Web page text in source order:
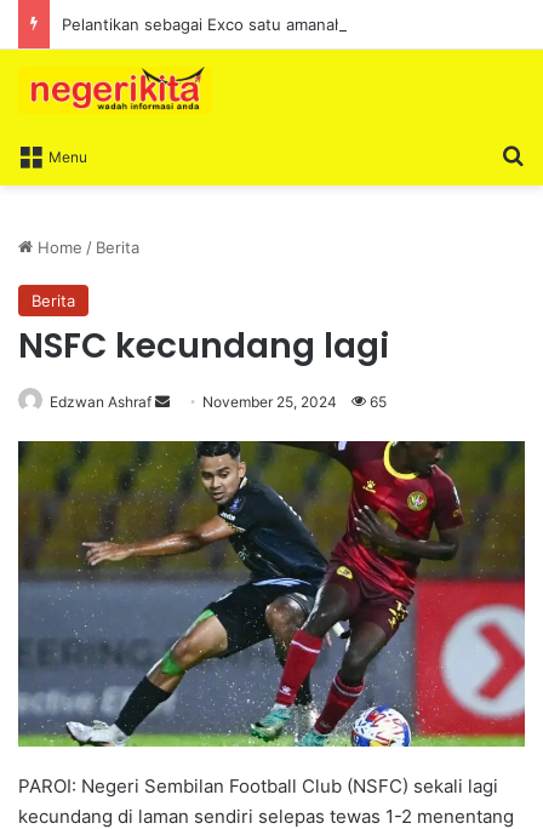
Menu
Home / Berita
Berita
NSFC kecundang lagi
Edzwan Ashraf
d
n
a
i
l
November 25, 2024 65
PAROI: Negeri Sembilan Football Club (NSFC) sekali lagi
kecundang di laman sendiri selepas tewas 1-2 menentang